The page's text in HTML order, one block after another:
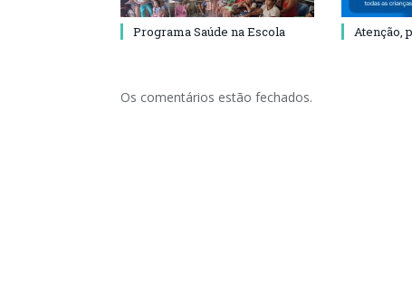
Programa Saúde na Escola Atenção,
Os comentários estão fechados.